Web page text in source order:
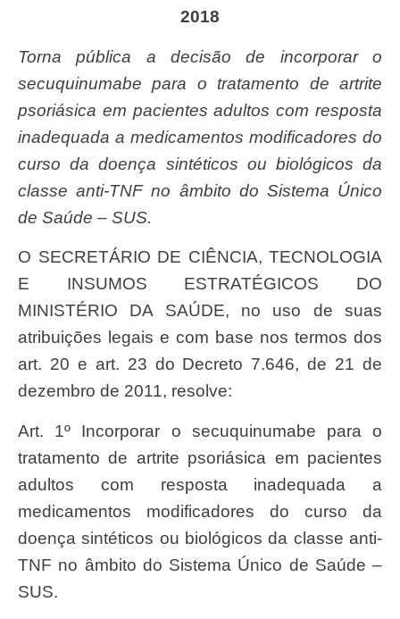
2018
Torna pública a decisão de incorporar o
secuquinumabe para o tratamento de artrite
psoriásica em pacientes adultos com resposta
inadequada a medicamentos modificadores do
curso da doença sintéticos ou biológicos da
classe anti-TNF no âmbito do Sistema Único
de Saúde – SUS.
O SECRETÁRIO DE CIÊNCIA, TECNOLOGIA
E INSUMOS ESTRATÉGICOS DO
MINISTÉRIO DA SAÚDE, no uso de suas
atribuições legais e com base nos termos dos
art. 20 e art. 23 do Decreto 7.646, de 21 de
dezembro de 2011, resolve:
Art. 1º Incorporar o secuquinumabe para o
tratamento de artrite psoriásica em pacientes
adultos com resposta inadequada a
medicamentos modificadores do curso da
doença sintéticos ou biológicos da classe anti-
TNF no âmbito do Sistema Único de Saúde –
SUS.